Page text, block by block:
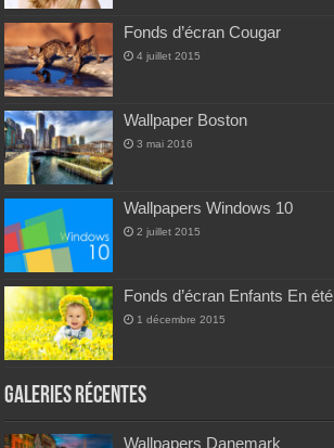
Fonds d’écran Cougar
4 juillet 2015
Wallpaper Boston
3 mai 2016
Wallpapers Windows 10
2 juillet 2015
Fonds d’écran Enfants En été
1 décembre 2015
Galeries Récentes
Wallpapers Danemark